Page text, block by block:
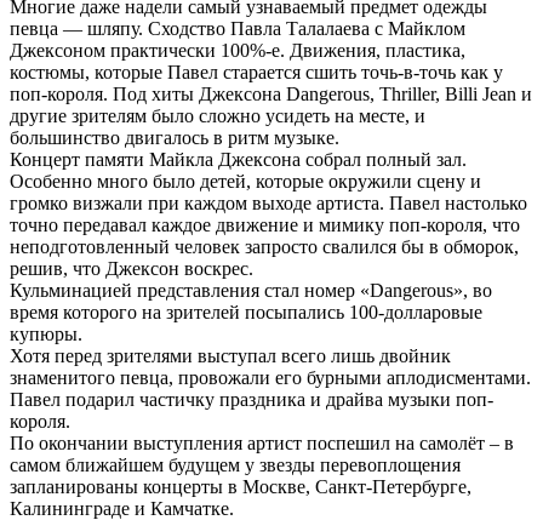
Многие даже надели самый узнаваемый предмет одежды
певца — шляпу. Сходство Павла Талалаева с Майклом
Джексоном практически 100%-е. Движения, пластика,
костюмы, которые Павел старается сшить точь-в-точь как у
поп-короля. Под хиты Джексона Dangerous, Thriller, Billi Jean и
другие зрителям было сложно усидеть на месте, и
большинство двигалось в ритм музыке.
Концерт памяти Майкла Джексона собрал полный зал.
Особенно много было детей, которые окружили сцену и
громко визжали при каждом выходе артиста. Павел настолько
точно передавал каждое движение и мимику поп-короля, что
неподготовленный человек запросто свалился бы в обморок,
решив, что Джексон воскрес.
Кульминацией представления стал номер «Dangerous», во
время которого на зрителей посыпались 100-долларовые
купюры.
Хотя перед зрителями выступал всего лишь двойник
знаменитого певца, провожали его бурными аплодисментами.
Павел подарил частичку праздника и драйва музыки поп-
короля.
По окончании выступления артист поспешил на самолёт – в
самом ближайшем будущем у звезды перевоплощения
запланированы концерты в Москве, Санкт-Петербурге,
Калининграде и Камчатке.